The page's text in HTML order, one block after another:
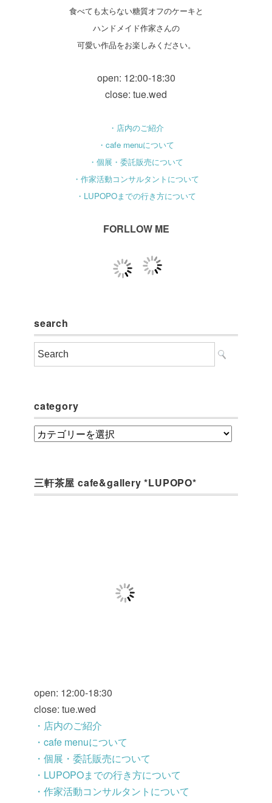
食べても太らない糖質オフのケーキと
ハンドメイド作家さんの
可愛い作品をお楽しみください。
open: 12:00-18:30
close: tue.wed
・店内のご紹介
・cafe menuについて
・個展・委託販売について
・作家活動コンサルタントについて
・LUPOPOまでの行き方について
FORLLOW ME
search
category
category
三軒茶屋 cafe&gallery *LUPOPO*
open: 12:00-18:30
close: tue.wed
・店内のご紹介
・cafe menuについて
・個展・委託販売について
・LUPOPOまでの行き方について
・作家活動コンサルタントについて